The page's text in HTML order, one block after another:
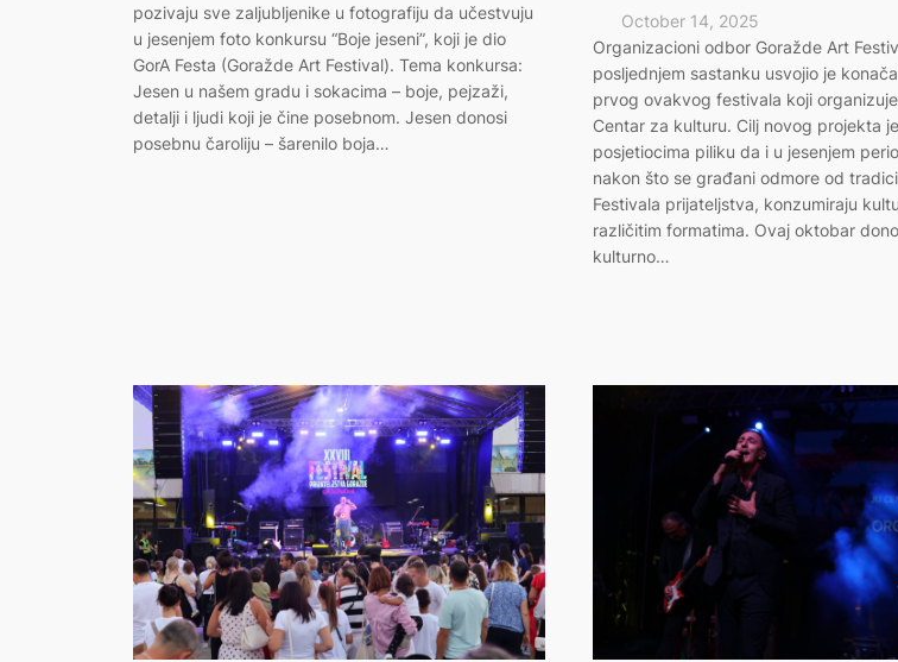
pozivaju sve zaljubljenike u fotografiju da učestvuju
u jesenjem foto konkursu “Boje jeseni”, koji je dio
GorA Festa (Goražde Art Festival). Tema konkursa:
Jesen u našem gradu i sokacima – boje, pejzaži,
detalji i ljudi koji je čine posebnom. Jesen donosi
posebnu čaroliju – šarenilo boja…
October 14, 2025
Organizacioni odbor Goražde Art
posljednjem sastanku usvojio je
prvog ovakvog festivala koji
Centar za kulturu. Cilj novog projekta
posjetiocima piliku da i u jesenjem
nakon što se građani odmore od
Festivala prijateljstva, konzumiraju
različitim formatima. Ovaj oktobar
kulturno…